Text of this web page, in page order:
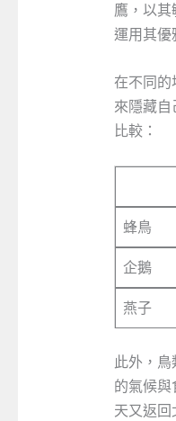
鷹，以
運用其優
在不同的
來隱藏
比較：
蜂鳥
企鵝
燕子
此外，
的氣候
天又返